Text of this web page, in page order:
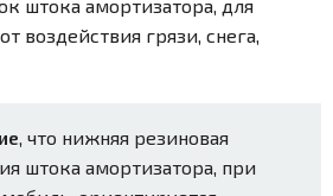
штока амортизатора, для
воздействия грязи, снега,
, что нижняя резиновая
штока амортизатора, при